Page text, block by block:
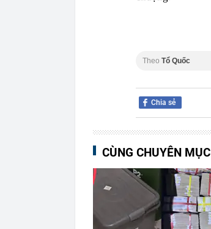
Theo Tổ Quốc
Chia sẻ
CÙNG CHUYÊN MỤC